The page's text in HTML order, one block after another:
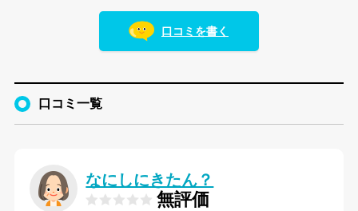
口コミを書く
口コミ一覧
なにしにきたん？
無評価